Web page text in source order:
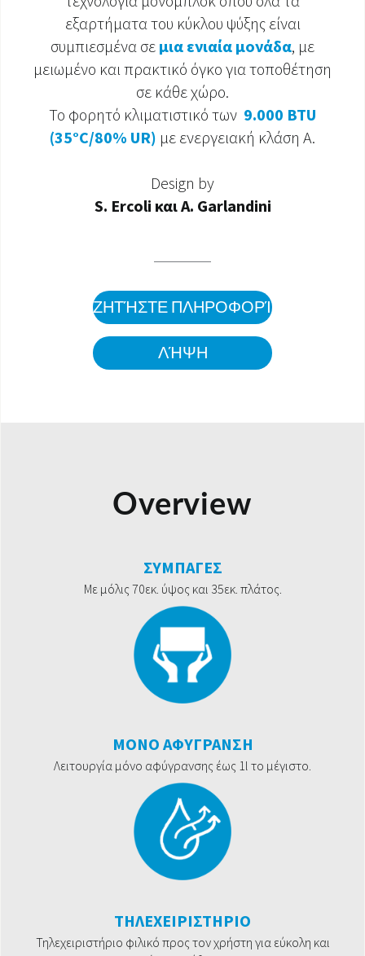
ΈΓΓΡΑΦΑ ΠΡΟΪΌΝΤΩΝεξαρτήματα του κύκλου ψύξης είναι
συμπιεσμένα σε μια ενιαία μονάδα, με
μειωμένο και πρακτικό όγκο για τοποθέτηση
σε κάθε χώρο.
Το φορητό κλιματιστικό των 9.000 BTU
(35°C/80% UR) με ενεργειακή κλάση A.
Design by
S. Ercoli και A. Garlandini
ΖΗΤΉΣΤΕ ΠΛΗΡΟΦΟΡΊΕΣ
ΛΉΨΗ
Overview
ΣΥΜΠΑΓΕΣ
Με μόλις 70εκ. ύψος και 35εκ. πλάτος.
ΜΟΝΟ ΑΦΥΓΡΑΝΣΗ
Λειτουργία μόνο αφύγρανσης έως 1l το μέγιστο.
ΤΗΛΕΧΕΙΡΙΣΤΗΡΙΟ
Τηλεχειριστήριο φιλικό προς τον χρήστη για εύκολη και